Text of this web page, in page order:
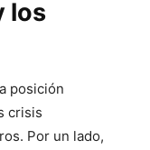
los
posición
crisis
Por un lado,